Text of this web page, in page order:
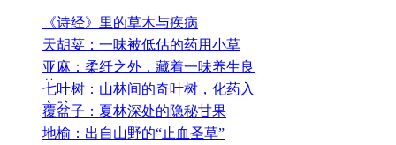
《诗经》里的草木与疾病
天胡荽：一味被低估的药用小草
亚麻：柔纤之外，藏着一味养生良
药
七叶树：山林间的奇叶树，化药入
心脉
覆盆子：夏林深处的隐秘甘果
地榆：出自山野的“止血圣草”